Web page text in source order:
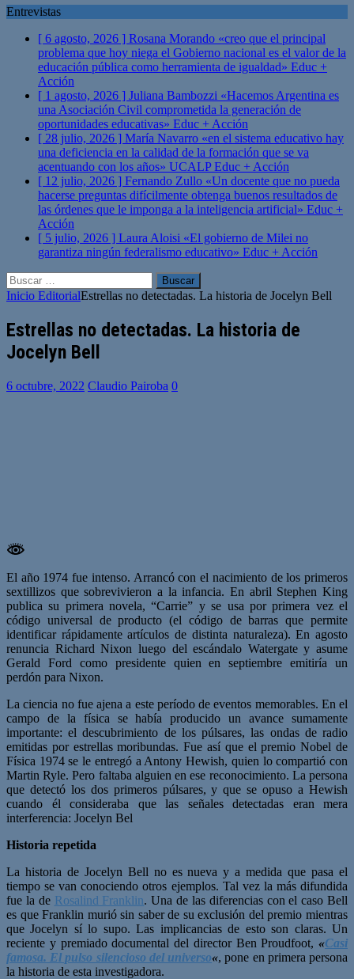
Entrevistas
[ 6 agosto, 2026 ] Rosana Morando «creo que el principal
problema que hoy niega el Gobierno nacional es el valor de la
educación pública como herramienta de igualdad» Educ +
Acción
[ 1 agosto, 2026 ] Juliana Bambozzi «Hacemos Argentina es
una Asociación Civil comprometida la generación de
oportunidades educativas» Educ + Acción
[ 28 julio, 2026 ] María Navarro «en el sistema educativo hay
una deficiencia en la calidad de la formación que se va
acentuando con los años» UCALPEduc + Acción
[ 12 julio, 2026 ] Fernando Zullo «Un docente que no pueda
hacerse preguntas difícilmente obtenga buenos resultados de
las órdenes que le imponga a la inteligencia artificial» Educ +
Acción
[ 5 julio, 2026 ] Laura Aloisi «El gobierno de Milei no
garantiza ningún federalismo educativo» Educ + Acción
Buscar:
Inicio EditorialEstrellas no detectadas. La historia de Jocelyn Bell
Estrellas no detectadas. La historia de
Jocelyn Bell
6 octubre, 2022 Claudio Pairoba 0
El año 1974 fue intenso. Arrancó con el nacimiento de los primeros
sextillizos que sobrevivieron a la infancia. En abril Stephen King
publica su primera novela, “Carrie” y se usa por primera vez el
código universal de producto (el código de barras que permite
identificar rápidamente artículos de distinta naturaleza). En agosto
renuncia Richard Nixon luego del escándalo Watergate y asume
Gerald Ford como presidente quien en septiembre emitiría un
perdón para Nixon.
La ciencia no fue ajena a este período de eventos memorables. En el
campo de la física se había producido un avance sumamente
importante: el descubrimiento de los púlsares, las ondas de radio
emitidas por estrellas moribundas. Fue así que el premio Nobel de
Física 1974 se le entregó a Antony Hewish, quien lo compartió con
Martin Ryle. Pero faltaba alguien en ese reconocimiento. La persona
que detectó los dos primeros púlsares, y que se opuso a Hewish
cuando él consideraba que las señales detectadas eran mera
interferencia: Jocelyn Bel
Historia repetida
La historia de Jocelyn Bell no es nueva y a medida que pasa el
tiempo se van conociendo otros ejemplos. Tal vez la más difundida
fue la de Rosalind Franklin. Una de las diferencias con el caso Bell
es que Franklin murió sin saber de su exclusión del premio mientras
que Jocelyn sí lo supo. Las implicancias de esto son claras. Un
reciente y premiado documental del director Ben Proudfoot, «Casi
famosa. El pulso silencioso del universo«, pone en primera persona
la historia de esta investigadora.